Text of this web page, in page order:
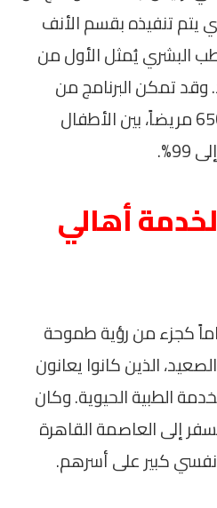
يتم تنفيذه بقسم الأنف
البشري يُمثل الأول من
تمكن البرنامج من
إعادة السمع لأكثر من 650 مريضاً، بين الأطفال
أهالي
البرنامج منذ 12 عاماً كجزء من رؤية طموحة
الذين كانوا يعانون
الطبية الحيوية. وكان
إلى العاصمة القاهرة
كبير على أسرهم.